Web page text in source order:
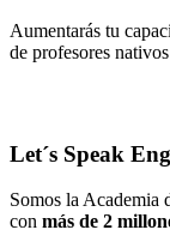
Aumentarás tu
de profesores
Let´s Speak
Somos la Academia
con más de 2